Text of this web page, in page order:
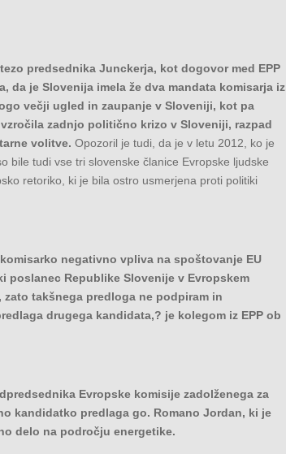
predsednika Junckerja, kot dogovor med EPP
da je Slovenija imela že dva mandata komisarja iz
večji ugled in zaupanje v Sloveniji, kot pa
zadnjo politično krizo v Sloveniji, razpad
volitve. Opozoril je tudi, da je v letu 2012, ko je
bile tudi vse tri slovenske članice Evropske ljudske
retoriko, ki je bila ostro usmerjena proti politiki
negativno vpliva na spoštovanje EU
Republike Slovenije v Evropskem
takšnega predloga ne podpiram in
drugega kandidata,? je kolegom iz EPP ob
Evropske komisije zadolženega za
kandidatko predlaga go. Romano Jordan, ki je
delo na področju energetike.